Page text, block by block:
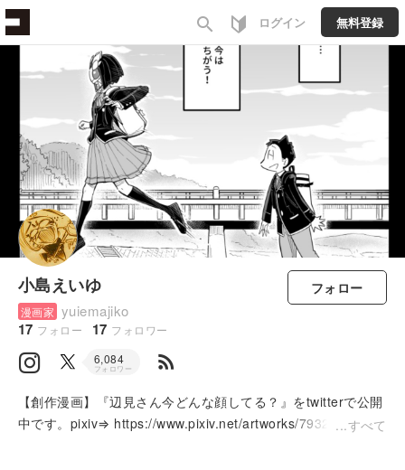
search ログイン 無料登録
小島えいゆ
漫画家 yuiemajiko
17 フォロー 17 フォロワー
フォロー
6,084
フォロワー rss_feed
【創作漫画】『辺見さん今どんな顔してる？』をtwitterで公開
中です。pixiv⇒ https://www.pixiv.net/artworks/79321273 某
すべて